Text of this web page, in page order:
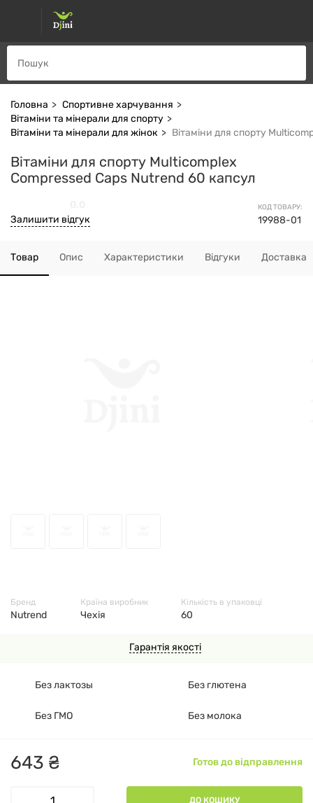
Головна
Спортивне харчування
Вітаміни та мінерали для спорту
Вітаміни та мінерали для жінок
Вітаміни для спорту
Вітаміни для спорту Multicomplex
Compressed Caps Nutrend 60 капсул
КОД ТОВАРУ:
19988-01
Залишити відгук
Товар Опис Характеристики Відгуки Доставка
Гарантія якості
643 ₴ Готов до відправлення
ДО КОШИКУ
Без лактозы Без глютена
Без ГМО Без молока
Бренд
Nutrend
Країна виробник
Чехія
Кількість в упаковці
60